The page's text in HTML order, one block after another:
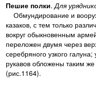
Пешие полки.Для
Обмундирование и
казаков, с тем только
вокруг обыкновенным
переложен двумя через
серебряного узкого
рукавов обложены таким
(рис.1164).